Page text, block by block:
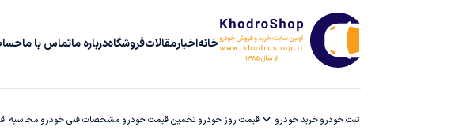
خانهاخبارمقالاتفروشگاهدرباره‌ ماتماس با ما
ثبت خودروخرید خودرو قیمت روز خودرو تخمین قیمت خودرو مشخصات فنی خودرو محاسبه